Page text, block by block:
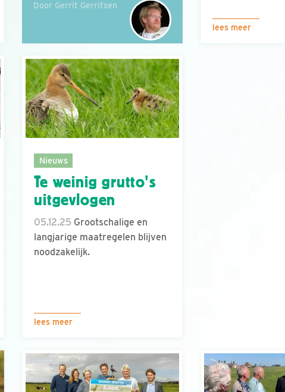
Door Gerrit Gerritsen
lees meer
Nieuws
Te weinig grutto's
uitgevlogen
05.12.25 Grootschalige en
langjarige maatregelen blijven
noodzakelijk.
lees meer